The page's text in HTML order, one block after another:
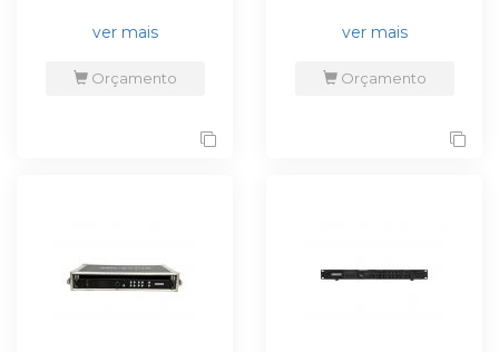
ver mais
Orçamento
ver mais
Orçamento